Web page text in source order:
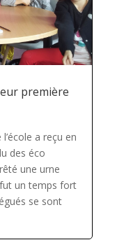
première
a reçu en
des éco
une urne
un temps fort
se sont